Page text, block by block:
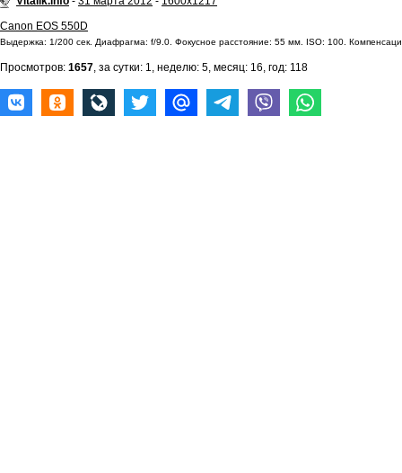
Canon EOS 550D
Выдержка: 1/200 сек. Диафрагма: f/9.0. Фокусное расстояние: 55 мм. ISO: 100.
Просмотров: 1657, за сутки: 1, неделю: 5, месяц: 16, год: 118